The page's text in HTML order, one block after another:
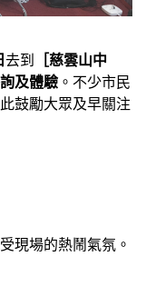
去到
［慈雲山中
及體驗 。不少市民
鼓勵大眾及早關注
現場的熱鬧氣氛。